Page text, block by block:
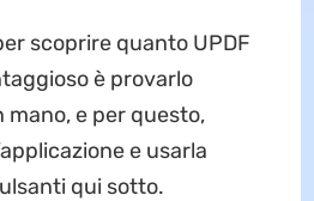
scoprire quanto UPDF
è provarlo
e per questo,
e usarla
qui sotto.